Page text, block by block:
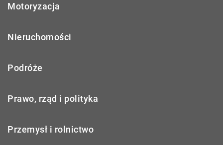
Motoryzacja
Nieruchomości
Podróże
Prawo, rząd i polityka
Przemysł i rolnictwo